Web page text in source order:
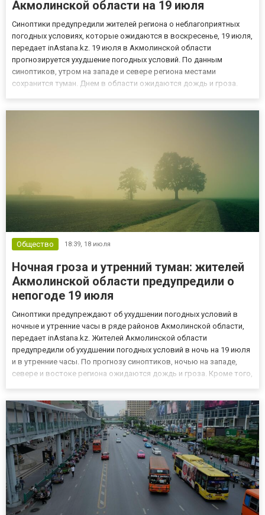
Акмолинской области на 19 июля
Синоптики предупредили жителей региона о неблагоприятных
погодных условиях, которые ожидаются в воскресенье, 19 июля,
передает inAstana.kz. 19 июля в Акмолинской области
прогнозируется ухудшение погодных условий. По данным
синоптиков, утром на западе и севере региона местами
сохранится туман. Днем в области ожидаются дождь и гроза.
Общество 18:39, 18 июля
Ночная гроза и утренний туман: жителей
Акмолинской области предупредили о
непогоде 19 июля
Синоптики предупреждают об ухудшении погодных условий в
ночные и утренние часы в ряде районов Акмолинской области,
передает inAstana.kz. Жителей Акмолинской области
предупредили об ухудшении погодных условий в ночь на 19 июля
и в утренние часы. По прогнозу синоптиков, ночью на западе,
севере и востоке региона ожидаются дождь и гроза. Кроме того,
дорог...